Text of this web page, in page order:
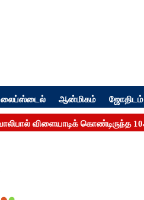
லைப்ஸ்டைல் ஆன்மிகம் ஜோதிடம்